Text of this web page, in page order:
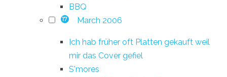
BBQ
17 March 2006
Ich hab früher oft Platten gekauft weil
mir das Cover gefiel
S'mores